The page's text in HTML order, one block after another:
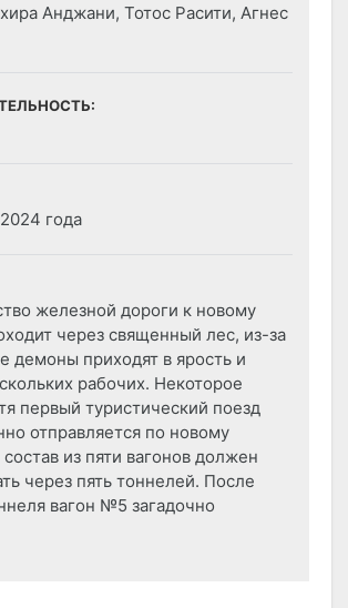
Анджани, Тотос Расити, Агнес
года
железной дороги к новому
через священный лес, из-за
демоны приходят в ярость и
рабочих. Некоторое
первый туристический поезд
отправляется по новому
из пяти вагонов должен
через пять тоннелей. После
вагон №5 загадочно